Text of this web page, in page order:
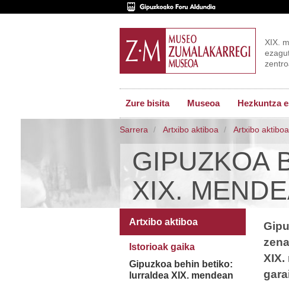
XIX.
Zure bisita Museoa Hezkuntza
Sarrera Artxibo aktiboa Artxibo aktiboa
GIPUZKOA
XIX.
XIX.
Artxibo aktiboa
Istorioak gaika
Gipuzkoa behin betiko:
lurraldea XIX. mendean